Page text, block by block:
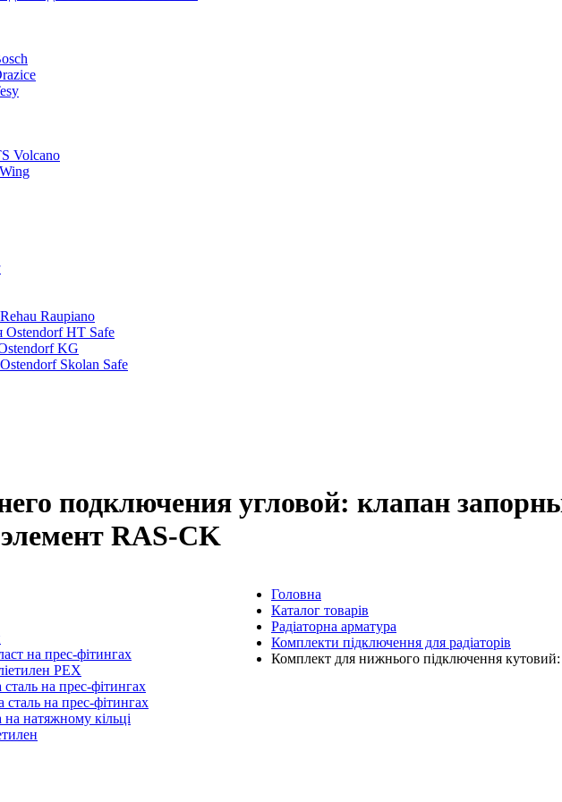
Volcano
Raupiano
Ostendorf HT Safe
KG
Skolan Safe
подключения угловой: клапан
RAS-CK
Головна
Каталог товарів
Радіаторна арматура
Комплекти підключення для радіаторів
Комплект для нижнього підключення
на прес-фітингах
PEX
на прес-фітингах
на прес-фітингах
натяжному кільці